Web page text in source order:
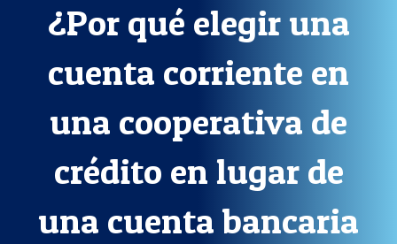
¿Por qué elegir una
cuenta corriente en
una cooperativa de
crédito en lugar de
una cuenta bancaria